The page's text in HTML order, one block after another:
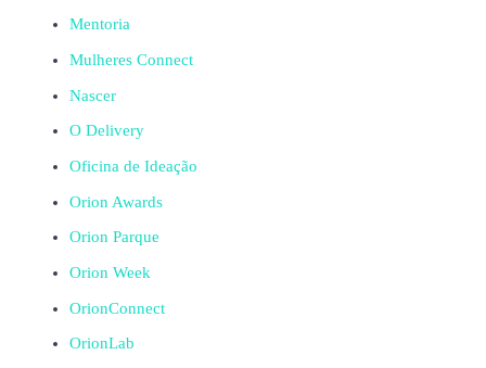
Mentoria
Mulheres Connect
Nascer
O Delivery
Oficina de Ideação
Orion Awards
Orion Parque
Orion Week
OrionConnect
OrionLab